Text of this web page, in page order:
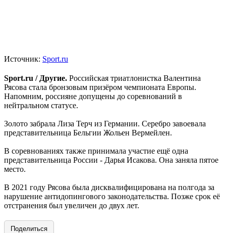
Источник: Sport.ru
Sport.ru / Другие. Российская триатлонистка Валентина
Рясова стала бронзовым призёром чемпионата Европы.
Напомним, россияне допущены до соревнований в
нейтральном статусе.
Золото забрала Лиза Терч из Германии. Серебро завоевала
представительница Бельгии Жольен Вермейлен.
В соревнованиях также принимала участие ещё одна
представительница России - Дарья Исакова. Она заняла пятое
место.
В 2021 году Рясова была дисквалифицирована на полгода за
нарушение антидопингового законодательства. Позже срок её
отстранения был увеличен до двух лет.
Поделиться